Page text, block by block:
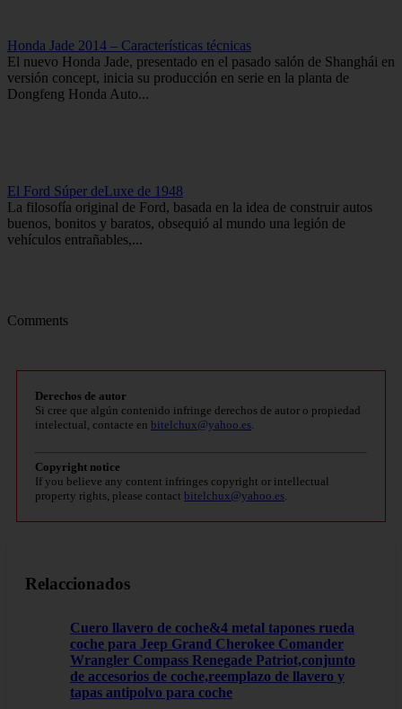
Honda Jade 2014 – Características técnicas
El nuevo Honda Jade, presentado en el pasado salón de Shanghái en
versión concept, inicia su producción en serie en la planta de
Dongfeng Honda Auto...
El Ford Súper deLuxe de 1948
La filosofía original de Ford, basada en la idea de construir autos
buenos, bonitos y baratos, obsequió al mundo una legión de
vehículos entrañables,...
Comments
Derechos de autor
Si cree que algún contenido infringe derechos de autor o propiedad
intelectual, contacte en bitelchux@yahoo.es
Copyright notice
If you believe any content infringes copyright or intellectual
property rights, please contact bitelchux@yahoo.es
Relaccionados
Cuero llavero de coche&4 metal tapones rueda
coche para Jeep Grand Cherokee Comander
Wrangler Compass Renegade Patriot,conjunto
de accesorios de coche,reemplazo de llavero y
tapas antipolvo para coche